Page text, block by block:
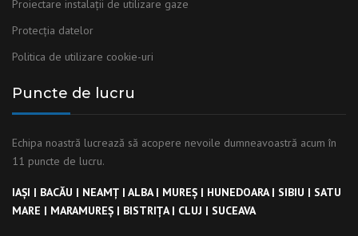
Proiectare instalații de utilizare gaze
Protecția datelor
Politica de utilizare cookie-uri
Puncte de lucru
Echipa noastră lucrează să acopere nevoile dumneavoastră acum în
11 puncte de lucru.
IAȘI | BACĂU | NEAMȚ | ALBA| MUREȘ | HUNEDOARA| SIBIU | SATU
MARE | MARAMUREȘ | BISTRIȚA| CLUJ | SUCEAVA